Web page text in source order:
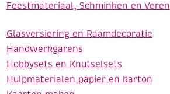
Feestmateriaal, Schminken en Veren
Glasversiering en Raamdecoratie
Handwerkgarens
Hobbysets en Knutselsets
Hulpmaterialen papier en karton